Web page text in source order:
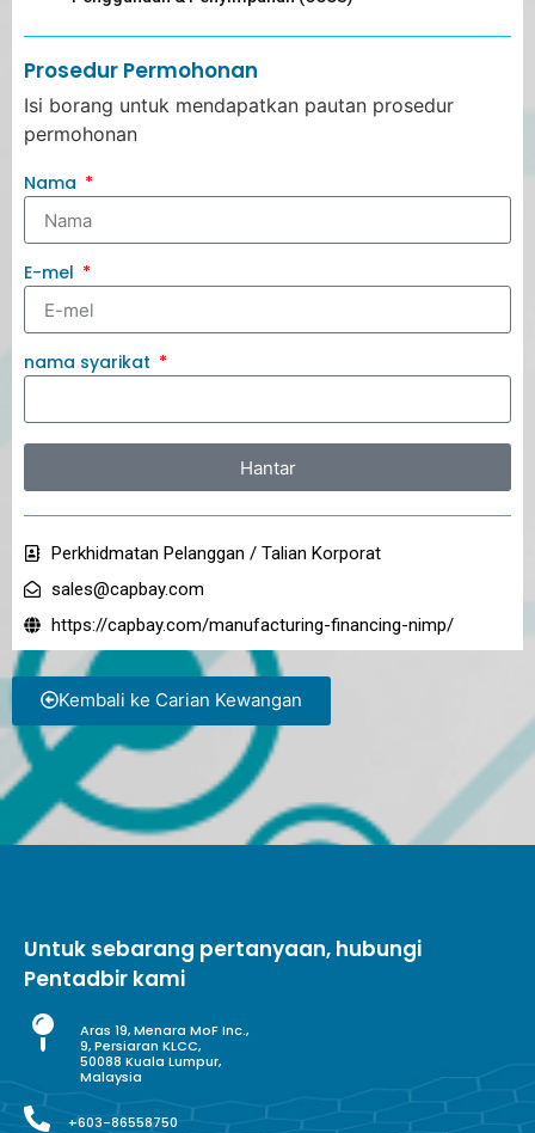
Prosedur Permohonan
Isi borang untuk mendapatkan pautan prosedur
permohonan
Nama
E-mel
nama syarikat
Hantar
Perkhidmatan Pelanggan / Talian Korporat
sales@capbay.com
https://capbay.com/manufacturing-financing-nimp/
Kembali ke Carian Kewangan
Untuk sebarang pertanyaan, hubungi
Pentadbir kami
Aras 19, Menara MoF Inc.,
9, Persiaran KLCC,
50088 Kuala Lumpur,
Malaysia
+603-86558750